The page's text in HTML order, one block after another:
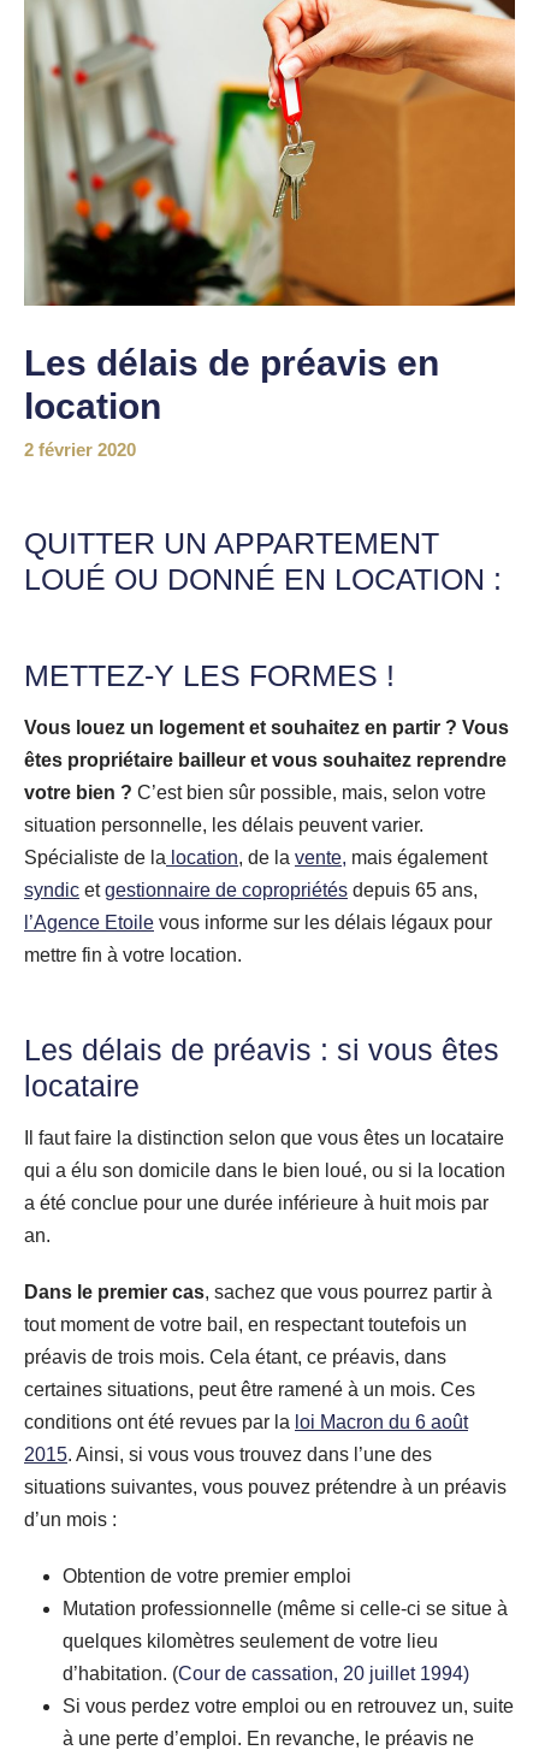
Les délais de préavis en
location
2 février 2020
QUITTER UN APPARTEMENT
LOUÉ OU DONNÉ EN LOCATION :
METTEZ-Y LES FORMES !
Vous louez un logement et souhaitez en partir ? Vous
êtes propriétaire bailleur et vous souhaitez reprendre
votre bien ? C’est bien sûr possible, mais, selon votre
situation personnelle, les délais peuvent varier.
Spécialiste de la location, de la vente, mais également
syndic etgestionnaire de copropriétés depuis 65 ans,
l’Agence Etoile vous informe sur les délais légaux pour
mettre fin à votre location.
Les délais de préavis : si vous êtes
locataire
Il faut faire la distinction selon que vous êtes un locataire
qui a élu son domicile dans le bien loué, ou si la location
a été conclue pour une durée inférieure à huit mois par
an.
Dans le premier cas, sachez que vous pourrez partir à
tout moment de votre bail, en respectant toutefois un
préavis de trois mois. Cela étant, ce préavis, dans
certaines situations, peut être ramené à un mois. Ces
conditions ont été revues par la loi Macron du 6 août
2015. Ainsi, si vous vous trouvez dans l’une des
situations suivantes, vous pouvez prétendre à un préavis
d’un mois :
Obtention de votre premier emploi
Mutation professionnelle (même si celle-ci se situe à
quelques kilomètres seulement de votre lieu
d’habitation. (Cour de cassation, 20 juillet 1994)
Si vous perdez votre emploi ou en retrouvez un, suite
à une perte d’emploi. En revanche, le préavis ne